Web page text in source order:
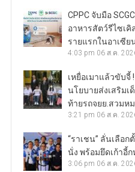
CPPC จับมือ
อาหารสัตว์รีไซเคิ
รายแรกในอาเซีย
4:03 pm 06 ส.ค.
เหยื่อเมาแล้วขับจี้
นโยบายส่งเสริม
ท้ายรถจยย.สวมห
3:21 pm 06 ส.ค.
“ราเชน” ลั่นเลือก
นั่ง พร้อมยึดเก้าอี้ก
3:06 pm 06 ส.ค.